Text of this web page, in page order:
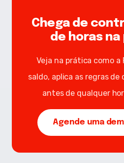
Chega de
de horas na
Veja na prática como a
saldo, aplica as regras de
antes de qualquer
Agende uma